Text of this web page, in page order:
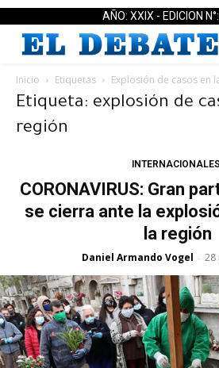
AÑO: XXIX - EDICION
Inicio Etiquetas Explosión de casos en
Etiqueta: explosión de
región
INTERNACIONALES
CORONAVIRUS: Gran
se cierra ante la
la región
Daniel Armando Vogel - 28